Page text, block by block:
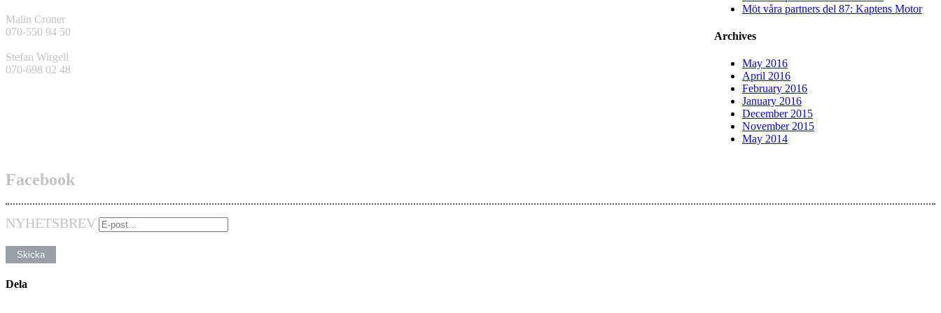
Möt våra partners del 87: Kaptens Motor
Archives
May 2016
April 2016
February 2016
January 2016
December 2015
November 2015
May 2014
Malin Croner
070-550 94 50
Stefan Wirgell
070-698 02 48
Facebook
NYHETSBREV
Dela